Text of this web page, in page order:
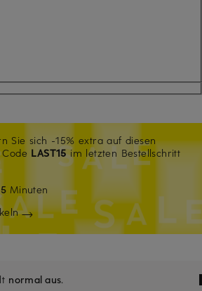
Sie sich -15% extra auf diesen
LAST15im letzten Bestellschritt
Minuten
normal aus.